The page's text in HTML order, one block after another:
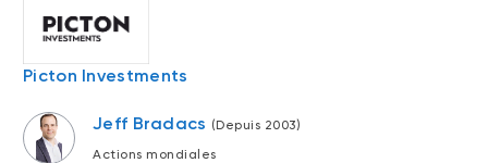
FNB d’investissements alternatifs
liquides
SOLUTIONS DE LIQUIDITÉ
Événements
Webinaires
Énoncé politique de placement
(Portefeuilles Méritage)
Picton Investments
Jeff Bradacs (Depuis 2003)
Actions mondiales